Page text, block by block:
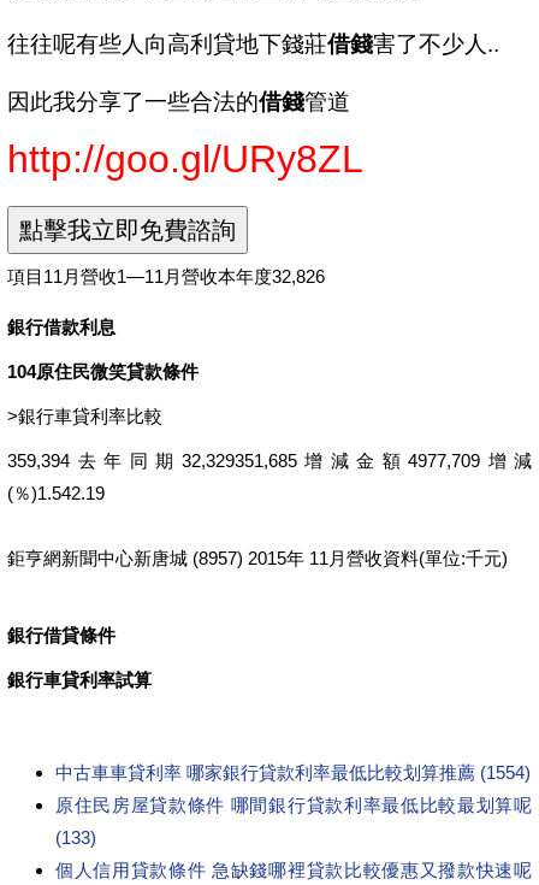
往往呢有些人向高利貸地下錢莊借錢害了不少人..
因此我分享了一些合法的借錢管道
http://goo.gl/URy8ZL
項目11月營收1—11月營收本年度32,826
銀行借款利息
104原住民微笑貸款條件
>銀行車貸利率比較
359,394去年同期32,329351,685增減金額4977,709增減
(％)1.542.19
鉅亨網新聞中心新唐城 (8957) 2015年 11月營收資料(單位:千元)
銀行借貸條件
銀行車貸利率試算
中古車車貸利率 哪家銀行貸款利率最低比較划算推薦 (1554)
原住民房屋貸款條件 哪間銀行貸款利率最低比較最划算呢
(133)
個人信用貸款條件 急缺錢哪裡貸款比較優惠又撥款快速呢